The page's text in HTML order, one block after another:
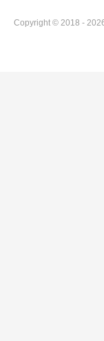
Copyright © 2018 -